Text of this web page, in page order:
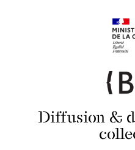
Diffusion &